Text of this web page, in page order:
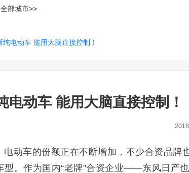
全部城市>>
电动车 能用大脑直接控制！
电动车 能用大脑直接控制！
电动车的份额正在不断增加，不少合资品牌
型 。作为国内“老牌”合资企业——东风日产